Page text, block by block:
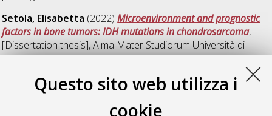
Questo sito web utilizza i
cookie
Setola, Elisabetta (2022)Microenvironment and prognostic
factors in bone tumors: IDH mutations in chondrosarcoma,
[Dissertation thesis], Alma Mater Studiorum Università di
Bologna. Dottorato di ricerca inOncologia, ematologia e
, 34 Ciclo. DOI 10.48676/unibo/amsdottorato/10041.
Tarantino, Giuseppe(2020)
NGS and medically-driven
integrative bioinformatics applications in gastrointestinal